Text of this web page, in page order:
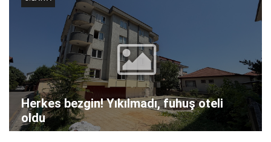
Herkes bezgin! Yıkılmadı, fuhuş oteli
oldu